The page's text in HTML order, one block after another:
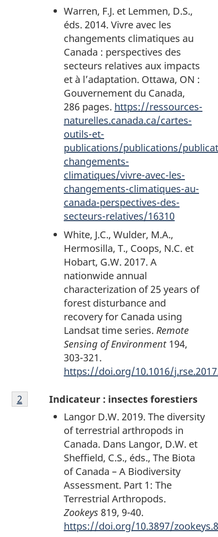
Warren, F.J. et Lemmen, D.S.,
éds. 2014. Vivre avec les
changements climatiques au
Canada : perspectives des
secteurs relatives aux impacts
et à l’adaptation. Ottawa, ON :
Gouvernement du Canada,
286 pages. https://ressources-
naturelles.canada.ca/cartes-
outils-et-
publications/publications/
changements-
climatiques/vivre-avec-les-
changements-climatiques-au-
canada-perspectives-des-
secteurs-relatives/16310
White, J.C., Wulder, M.A.,
Hermosilla, T., Coops, N.C. et
Hobart, G.W. 2017. A
nationwide annual
characterization of 25 years of
forest disturbance and
recovery for Canada using
Landsat time series. Remote
Sensing of Environment194,
303-321.
https://doi.org/10.1016/
Note
de
Indicateur : insectes forestiers
Langor D.W. 2019. The diversity
of terrestrial arthropods in
Canada. Dans Langor, D.W. et
Sheffield, C.S., éds., The Biota
of Canada – A Biodiversity
Assessment. Part 1: The
Terrestrial Arthropods.
Zookeys 819, 9-40.
https://doi.org/10.3897/
Retour à la référence de la note de bas de
2